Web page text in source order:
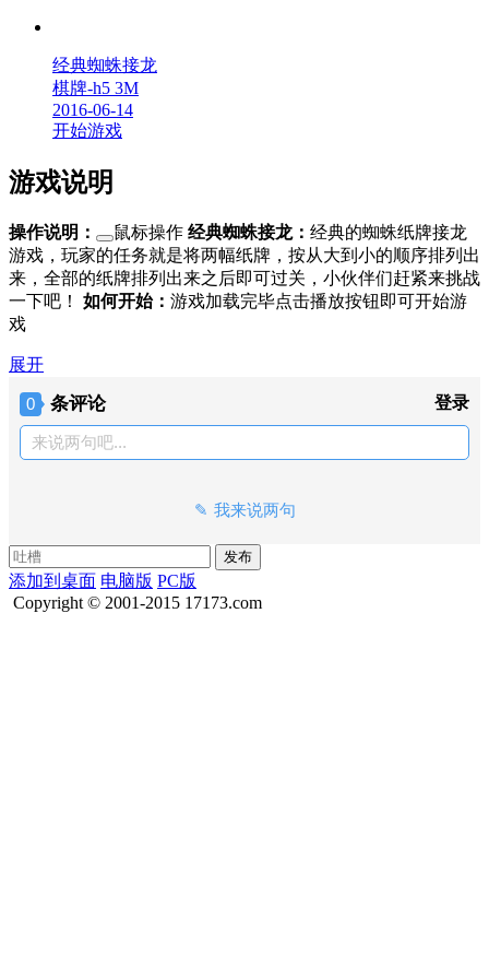
经典蜘蛛接龙
棋牌-h5 3M
2016-06-14
开始游戏
游戏说明
操作说明： 鼠标操作 经典蜘蛛接龙： 经典的蜘蛛纸牌接龙
游戏，玩家的任务就是将两幅纸牌，按从大到小的顺序排列出
来，全部的纸牌排列出来之后即可过关，小伙伴们赶紧来挑战
一下吧！ 如何开始： 游戏加载完毕点击播放按钮即可开始游
戏
展开
0 条评论 登录
来说两句吧...
我来说两句
添加到桌面 电脑版 PC版
Copyright © 2001-2015 17173.com